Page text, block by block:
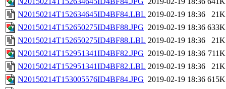
N20150214T152634645ID4BF84.LBL 2019-02-19 18:36
21K
N20150214T152650275ID4BF88.JPG 2019-02-19 18:36 633K
N20150214T152650275ID4BF88.LBL 2019-02-19 18:36
21K
N20150214T152951341ID4BF82.JPG 2019-02-19 18:36 711K
N20150214T152951341ID4BF82.LBL 2019-02-19 18:36
21K
N20150214T153005576ID4BF84.JPG 2019-02-19 18:36 615K